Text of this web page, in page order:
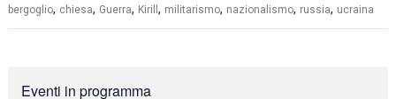
bergoglio, chiesa, Guerra, Kirill, militarismo, nazionalismo, russia, ucraina
Eventi in programma